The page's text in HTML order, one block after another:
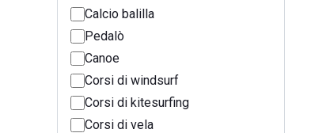
Calcio balilla
Pedalò
Canoe
Corsi di windsurf
Corsi di kitesurfing
Corsi di vela